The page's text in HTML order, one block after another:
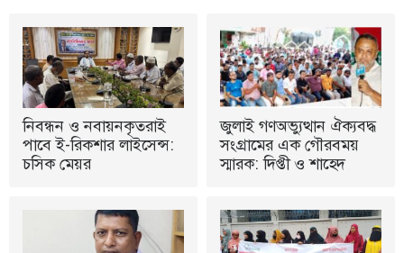
নিবন্ধন ও নবায়নকৃতরাই
পাবে ই-রিকশার লাইসেন্স:
চসিক মেয়র
জুলাই গণঅভ্যুত্থান ঐক্যবদ্ধ
সংগ্রামের এক গৌরবময়
স্মারক: দিপ্তী ও শাহেদ